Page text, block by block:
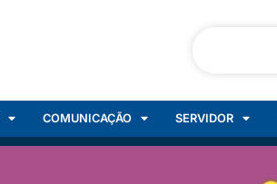
COMUNICAÇÃO SERVIDOR